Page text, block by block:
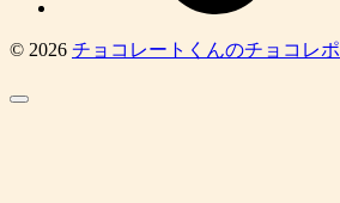
© 2026 チョコレートくんのチョコレポ